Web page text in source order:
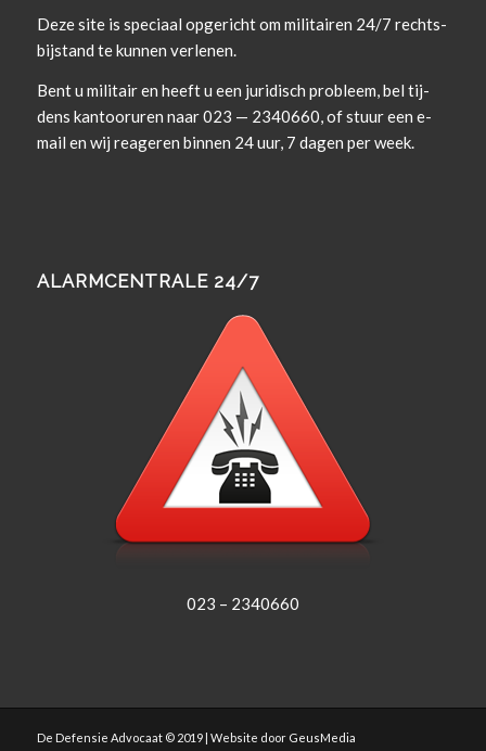
Deze site is spe­ci­aal opgericht om militairen 24/7 rechts­
bi­j­s­tand te kun­nen verlenen.
Bent u militair en heeft u een juridisch prob­leem, bel tij­
dens kan­tooruren naar 023 — 2340660, of stuur een e-
mail en wij rea­geren bin­nen 24 uur, 7 dagen per week.
ALARMCENTRALE 24/7
023 – 2340660
De Defensie Advocaat © 2019 | Website door GeusMedia